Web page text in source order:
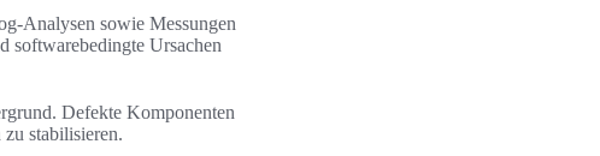
sowie Messungen
softwarebedingte Ursachen
Defekte Komponenten
stabilisieren.